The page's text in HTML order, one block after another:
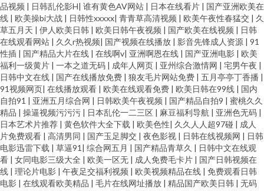
品视频 | 日韩乱伦影H| 谁有黄色AV网站 | 日本在线看片 | 国产亚洲欧美在
线 | 欧美操bi大战 | 日韩性xxxxx| 青青草高清视频 | 欧美午夜性春猛交 | 久
草五月天 | 伊人欧美日韩 | 欧美日韩午夜视频 | 国产欧美在线视频 | 日韩
在线观看网站 | 久久r热视频| 国产视频在线播放 | 影音先锋成人资源 | 91
性插 | 国产精品大片在线 | 在线啊v| 亚洲啊恩在线 | 国产亚洲电影 | 欧美
福利一级黄片 | 一本之道无码 | 成年人网页 | 亚州综合激情网 | 宅男午夜 |
日韩中文在线 | 国产在线播放免费 | 狼友毛片网站免费 | 五月亭亭丁香播 |
91视频网页| 在线播放观看 | 欧美在线观看免费 | 欧美日韩在99线 | 国内
自拍91 | 亚洲五月综合网 | 日韩欧美午夜视频 | 国产精品自拍9 | 蜜桃久久
精品 | 操逼视频污污污 | 日本乱伦一二三区 | 麻豆福利导航 | 亚洲色无码 |
日本艺术片推荐 | 黄色软件大全下载 | 欧美色性| 久久人人超97碰 | 成人
片免费观看 | 高清男同 | 国产玉足脚交 | 夜色影视 | 日韩在线视频网 | 日韩
电影迅雷下载 | 草逼91 | 综合网五月 | 国产精品青草久 | 日韩中文在线观
看 | 女同电影三级大全 | 欧美一区无 | 成人免费毛卡片 | 国产日韩视频在
线 | 理论片电影 | 午夜足交福利视频 | 欧美视频精品在线 | 免费观看日韩
电影 | 在线观看欧美精品 | 毛片在线网址播放 | 精品国产欧美日韩 | 无码